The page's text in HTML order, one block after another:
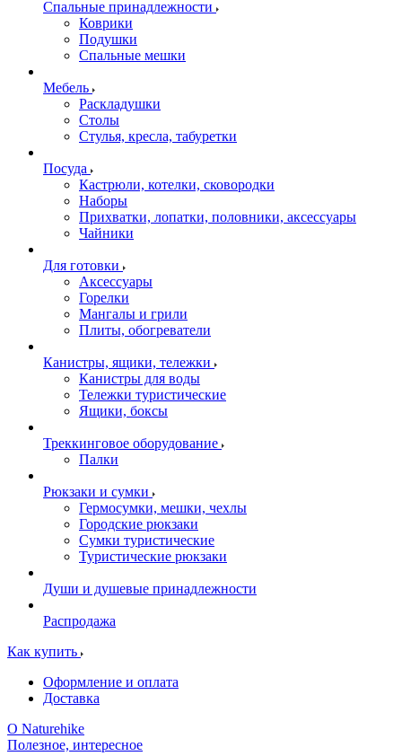
Спальные принадлежности
Коврики
Подушки
Спальные мешки
Мебель
Раскладушки
Столы
Стулья, кресла, табуретки
Посуда
Кастрюли, котелки, сковородки
Наборы
Прихватки, лопатки, половники, аксессуары
Чайники
Для готовки
Аксессуары
Горелки
Мангалы и грили
Плиты, обогреватели
Канистры, ящики, тележки
Канистры для воды
Тележки туристические
Ящики, боксы
Треккинговое оборудование
Палки
Рюкзаки и сумки
Гермосумки, мешки, чехлы
Городские рюкзаки
Сумки туристические
Туристические рюкзаки
Души и душевые принадлежности
Распродажа
Как купить
Оформление и оплата
Доставка
О Naturehike
Полезное, интересное